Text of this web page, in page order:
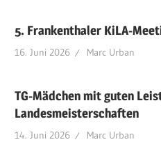
5. Frankenthaler KiLA-
16. Juni 2026 Marc Urban
TG-Mädchen mit guten
Landesmeisterschaften
14. Juni 2026 Marc Urban